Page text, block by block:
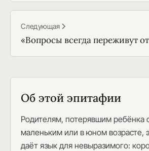
Следующая
«Вопросы всегда переживут
Об этой эпитафии
Родителям, потерявшим ребёнка
маленьким или в юном возрасте,
даёт язык для невыразимого: